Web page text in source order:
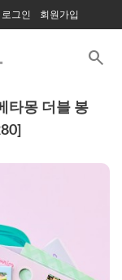
로그인 회원가입
search
타몽 더블 봉